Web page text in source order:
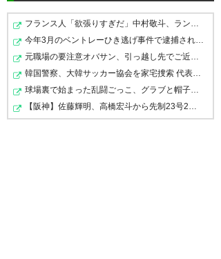
アビスパ0-0横浜 得点の匂いは
していたけど、最後の最後で雑
なプレーが目立った試合
引き分け。この勝ち点1を無駄に
しないためにも次の試合勝って
上位狙っていくしか無いな
#avispa
— 澤野 雅之 (masawano) 2018,
9月 12
勝ちたかったあ…！！ ただ、ス
フランス人「欲張りすぎだ」中村敬斗、ランス残留の可能…
今年3月のベントレーひき逃げ事件で逮捕された男、韓国籍…
元職場の要注意オバサン、引っ越し先でご近所になり粘着…
韓国警察、大韓サッカー協会を家宅捜索 代表監督選考巡り
球場裏で始まった乱闘ごっこ、グラブと帽子を投げ捨てて…
【阪神】佐藤輝明、高橋宏斗から先制23号2ラン！京セラド…